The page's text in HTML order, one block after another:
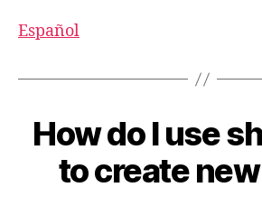
Español
How do I use
to create